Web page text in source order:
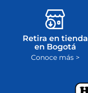
Retira en tienda
en Bogotá
Conoce más >